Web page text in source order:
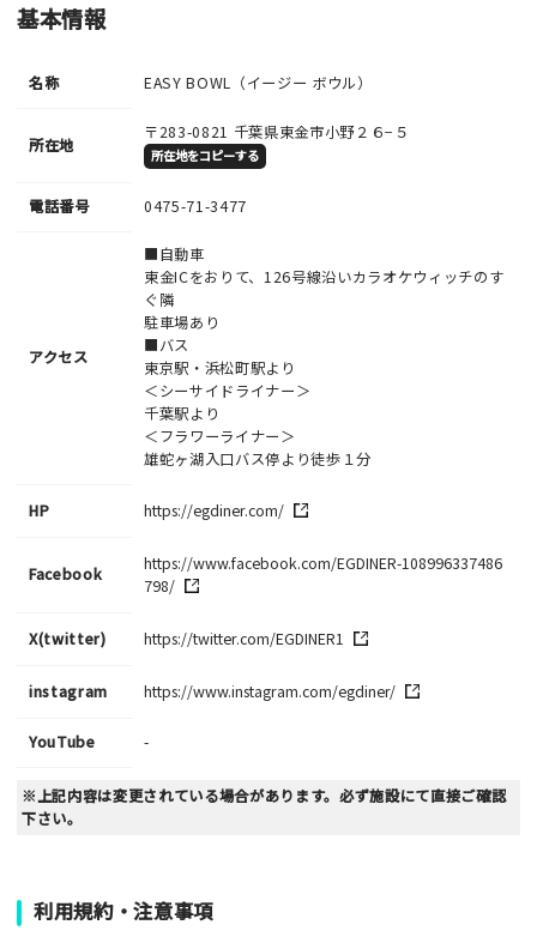
基本情報
名称 EASY BOWL（イージー ボウル）
所在地
〒283-0821 千葉県東金市小野２６−５
所在地をコピーする
電話番号 0475-71-3477
アクセス
■自動車
東金ICをおりて、126号線沿いカラオケウィッチのす
ぐ隣
駐車場あり
■バス
東京駅・浜松町駅より
＜シーサイドライナー＞
千葉駅より
＜フラワーライナー＞
雄蛇ヶ湖入口バス停より徒歩１分
HP https://egdiner.com/
Facebook
https://www.facebook.com/EGDINER-108996337486
798/
X(twitter) https://twitter.com/EGDINER1
instagram https://www.instagram.com/egdiner/
YouTube -
※上記内容は変更されている場合があります。必ず施設にて直接ご確認
下さい。
利用規約・注意事項